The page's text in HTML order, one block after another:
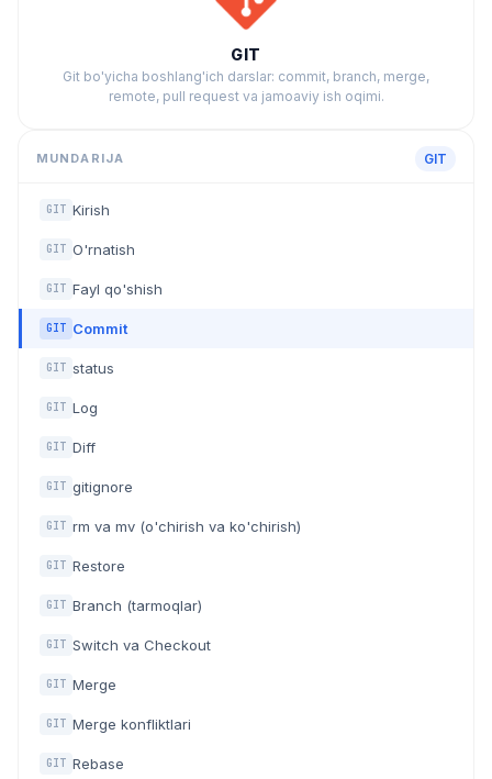
GIT
Git bo'yicha boshlang'ich darslar: commit, branch, merge,
remote, pull request va jamoaviy ish oqimi.
MUNDARIJA GIT
GIT Kirish
GIT O'rnatish
GIT Fayl qo'shish
GIT Commit
GIT status
GIT Log
GIT Diff
GIT gitignore
GIT rm va mv (o'chirish va ko'chirish)
GIT Restore
GIT Branch (tarmoqlar)
GIT Switch va Checkout
GIT Merge
GIT Merge konfliktlari
GIT Rebase